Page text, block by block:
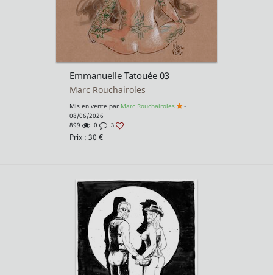
Emmanuelle Tatouée 03
Marc Rouchairoles
Mis en vente par Marc Rouchairoles
-
08/06/2026
899
0 3
Prix : 30 €